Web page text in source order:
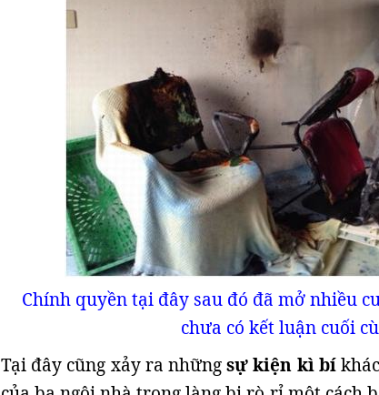
Chính quyền tại đây sau đó đã mở nhiều
chưa có kết luận cuối
Tại đây cũng xảy ra nhữngsự kiện kì bí